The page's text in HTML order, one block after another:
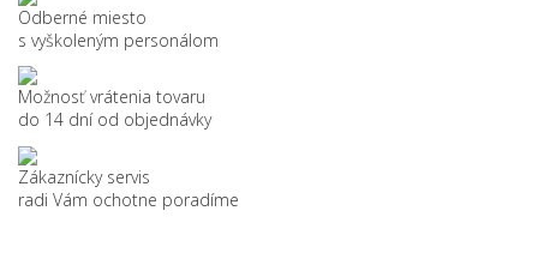
Odberné miesto
s vyškoleným personálom
Možnosť vrátenia tovaru
do 14 dní od objednávky
Zákaznícky servis
radi Vám ochotne poradíme